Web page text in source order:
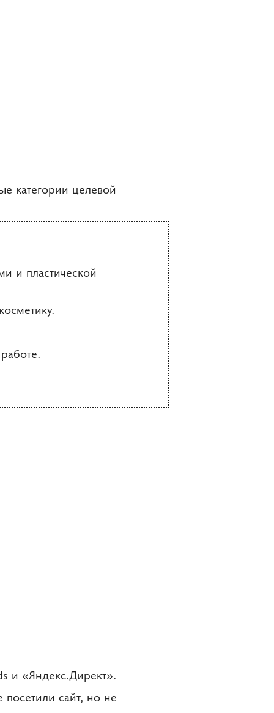
категории целевой
и пластической
и «Яндекс.Директ».
посетили сайт, но не